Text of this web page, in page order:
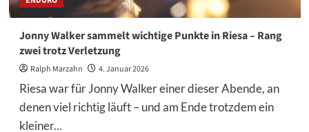
Jonny Walker sammelt wichtige Punkte in Riesa – Rang
zwei trotz Verletzung
Ralph Marzahn 4. Januar 2026
Riesa war für Jonny Walker einer dieser Abende, an
denen viel richtig läuft – und am Ende trotzdem ein
kleiner...